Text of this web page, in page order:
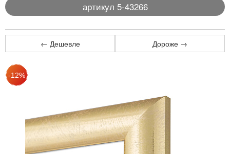
артикул 5-43266
← Дешевле Дороже →